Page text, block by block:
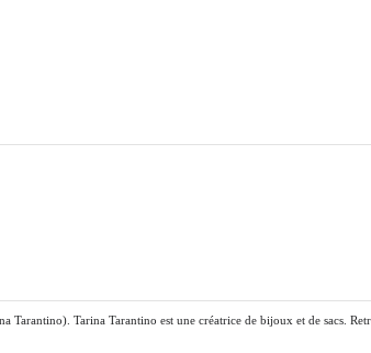
Tarina Tarantino est une créatrice de bijoux et de sacs.